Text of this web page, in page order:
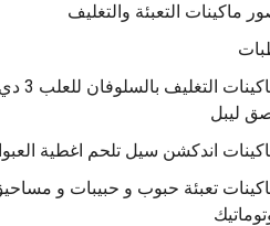
ماكينات التعبئة والتغليف
ماكينات
ليبل
اندكشن سيل تلحم اغطية
تعبئة حبوب و حبيبات و